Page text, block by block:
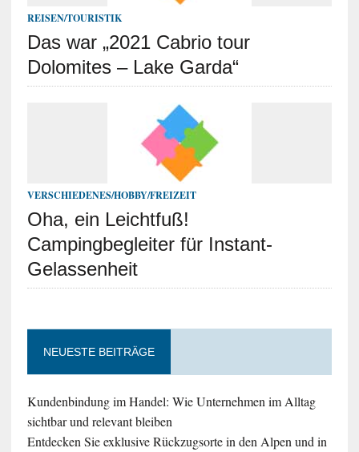
REISEN/TOURISTIK
Das war „2021 Cabrio tour
Dolomites – Lake Garda“
VERSCHIEDENES/HOBBY/FREIZEIT
Oha, ein Leichtfuß!
Campingbegleiter für Instant-
Gelassenheit
NEUESTE BEITRÄGE
Kundenbindung im Handel: Wie Unternehmen im Alltag
sichtbar und relevant bleiben
Entdecken Sie exklusive Rückzugsorte in den Alpen und in